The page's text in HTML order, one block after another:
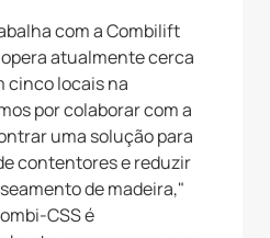
com a Combilift
atualmente cerca
cinco locais na
por colaborar com a
uma solução para
contentores e reduzir
de madeira,"
CSS é